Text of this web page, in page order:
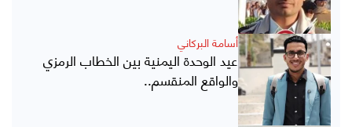
أسامة البركاني
عيد الوحدة اليمنية بين الخطاب الرمزي
والواقع المنقسم..